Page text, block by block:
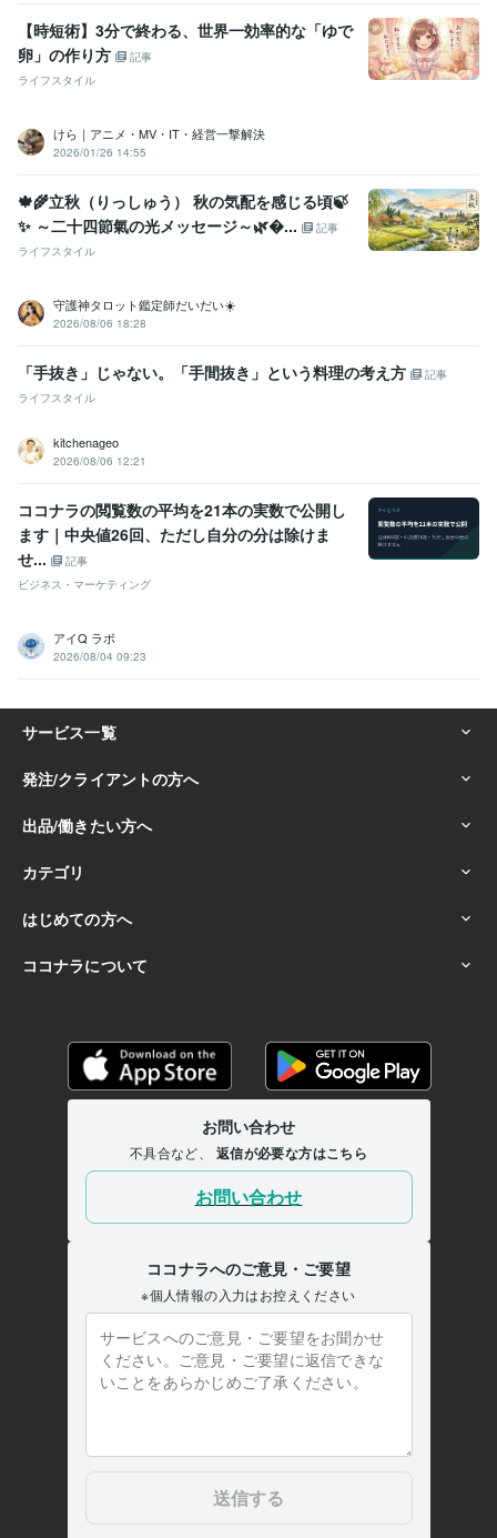
【時短術】3分で終わる、世界一効率的な「ゆで
卵」の作り方
記事
ライフスタイル
けら｜アニメ・MV・IT・経営一撃解決
2026/01/26 14:55
🍁🌾立秋（りっしゅう） 秋の気配を感じる頃🍃
✨ ～二十四節氣の光メッセージ～🌿...
記事
ライフスタイル
守護神タロット鑑定師だいだい☀️
2026/08/06 18:28
「手抜き」じゃない。「手間抜き」という料理の考え方
記事
ライフスタイル
kitchenageo
2026/08/06 12:21
ココナラの閲覧数の平均を21本の実数で公開し
ます｜中央値26回、ただし自分の分は除けま
せ...
記事
ビジネス・マーケティング
アイQ ラボ
2026/08/04 09:23